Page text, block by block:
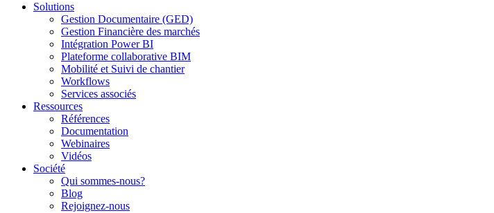
Solutions
Gestion Documentaire (GED)
Gestion Financière des marchés
Intégration Power BI
Plateforme collaborative BIM
Mobilité et Suivi de chantier
Workflows
Services associés
Ressources
Références
Documentation
Webinaires
Vidéos
Société
Qui sommes-nous?
Blog
Rejoignez-nous